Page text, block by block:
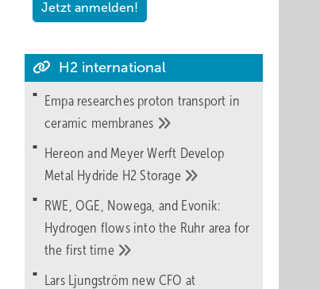
Jetzt anmelden!
H2 international
Empa researches proton transport in
ceramic membranes
Hereon and Meyer Werft Develop
Metal Hydride H2Storage
RWE, OGE, Nowega, and Evonik:
Hydrogen flows into the Ruhr area for
the firsttime
Lars Ljungström new CFO at